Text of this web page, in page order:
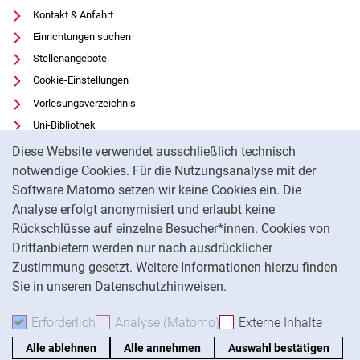
Diese Website verwendet ausschließlich technisch
notwendige Cookies. Für die Nutzungsanalyse mit der
Software Matomo setzen wir keine Cookies ein. Die
Analyse erfolgt anonymisiert und erlaubt keine
Rückschlüsse auf einzelne Besucher*innen. Cookies von
Drittanbietern werden nur nach ausdrücklicher
Zustimmung gesetzt. Weitere Informationen hierzu finden
Sie in unseren Datenschutzhinweisen.
Erforderlich Erforderliche Cookies akzeptieren
Analyse (Matomo) Analyse-Cookies
Externe Inhalte
Alle ablehnen Alle annehmen Auswahl bestätigen
Kontakt & Anfahrt
Einrichtungen suchen
Stellenangebote
Cookie-Einstellungen
Vorlesungsverzeichnis
Uni-Bibliothek
Moodle
Panopto
Datenschutz
Barrierefreiheit
Transparenter KI-Einsatz